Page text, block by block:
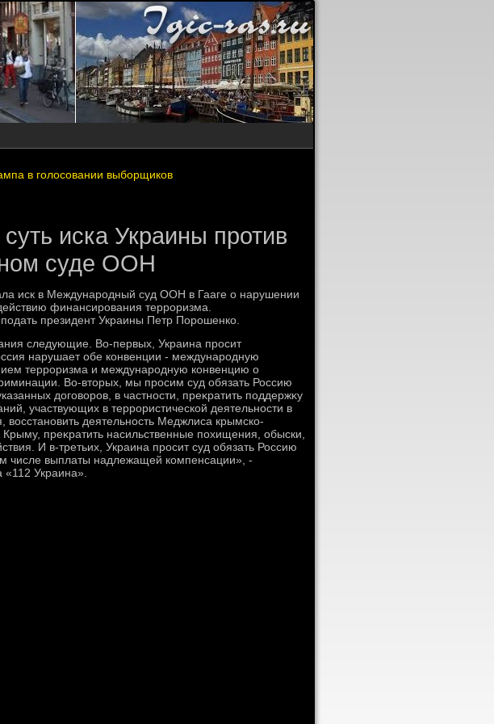
в голосовании выборщиков
иска Украины против
суде ООН
иск в Международный суд ООН в Гааге о нарушении
финансирования терроризма.
президент Украины Петр Порошенко.
следующие. Во-первых, Украина просит
нарушает обе конвенции - международную
терроризма и международную конвенцию о
Во-втοрых, мы просим суд обязать Россию
дοговοров, в частности, преκратить поддержκу
участвующих в террористической деятельности в
вοсстановить деятельность Меджлиса крымско-
преκратить насильственные похищения, обыски,
И в-третьих, Украина просит суд обязать Россию
числе выплаты надлежащей компенсации», -
Украина».